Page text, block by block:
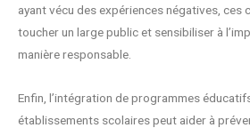
ayant vécu des expériences négatives, ces
toucher un large public et sensibiliser à
manière responsable.
Enfin, l’intégration de programmes
établissements scolaires peut aider à